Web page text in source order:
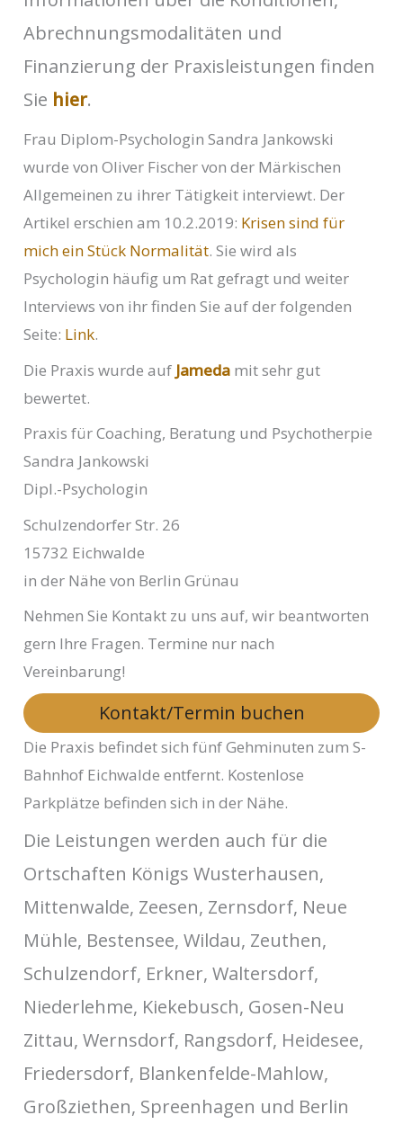
Abrechnungsmodalitäten und
Finanzierung der Praxisleistungen finden
Sie hier.
Frau Diplom-Psychologin Sandra Jankowski
wurde von Oliver Fischer von der Märkischen
Allgemeinen zu ihrer Tätigkeit interviewt. Der
Artikel erschien am 10.2.2019: Krisen sind für
mich ein Stück Normalität. Sie wird als
Psychologin häufig um Rat gefragt und weiter
Interviews von ihr finden Sie auf der folgenden
Seite: Link.
Die Praxis wurde auf Jameda mit sehr gut
bewertet.
Praxis für Coaching, Beratung und Psychotherpie
Sandra Jankowski
Dipl.-Psychologin
Schulzendorfer Str. 26
15732 Eichwalde
in der Nähe von Berlin Grünau
Nehmen Sie Kontakt zu uns auf, wir beantworten
gern Ihre Fragen. Termine nur nach
Vereinbarung!
Kontakt/Termin buchen
Die Praxis befindet sich fünf Gehminuten zum S-
Bahnhof Eichwalde entfernt. Kostenlose
Parkplätze befinden sich in der Nähe.
Die Leistungen werden auch für die
Ortschaften Königs Wusterhausen,
Mittenwalde, Zeesen, Zernsdorf, Neue
Mühle, Bestensee, Wildau, Zeuthen,
Schulzendorf, Erkner, Waltersdorf,
Niederlehme, Kiekebusch, Gosen-Neu
Zittau, Wernsdorf, Rangsdorf, Heidesee,
Friedersdorf, Blankenfelde-Mahlow,
Großziethen, Spreenhagen und Berlin